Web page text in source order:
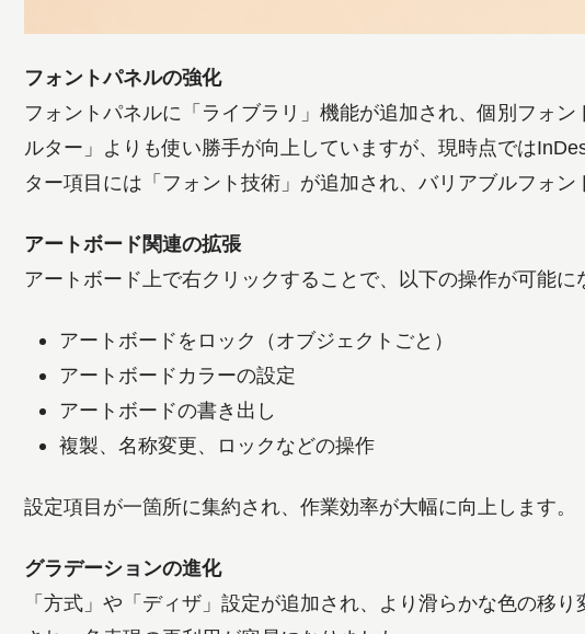
フォントパネルの強化
フォントパネルに「ライブラリ」機能が追加され、個別フォ
ルター」よりも使い勝手が向上していますが、現時点では
ター項目には「フォント技術」が追加され、バリアブルフォン
アートボード関連の拡張
アートボード上で右クリックすることで、以下の操作が可能に
アートボードをロック（オブジェクトごと）
アートボードカラーの設定
アートボードの書き出し
複製、名称変更、ロックなどの操作
設定項目が一箇所に集約され、作業効率が大幅に向上します。
グラデーションの進化
「方式」や「ディザ」設定が追加され、より滑らかな色の移